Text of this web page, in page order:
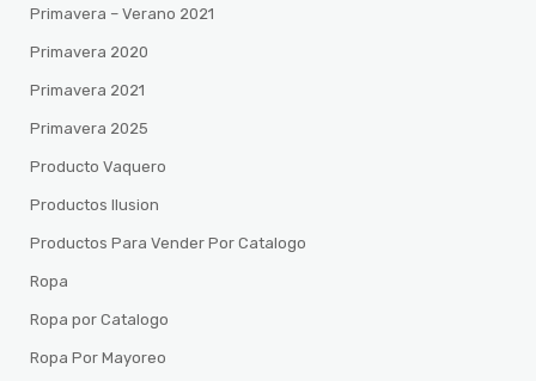
Primavera – Verano 2021
Primavera 2020
Primavera 2021
Primavera 2025
Producto Vaquero
Productos Ilusion
Productos Para Vender Por Catalogo
Ropa
Ropa por Catalogo
Ropa Por Mayoreo